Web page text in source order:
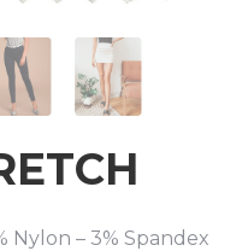
Nylon – 3% Spandex